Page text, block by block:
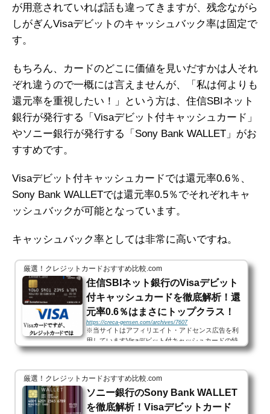
が用意されていれば話も違ってきますが、残念ながら
しがぎんVisaデビットのキャッシュバック率は固定で
す。
もちろん、カードのどこに価値を見いだすかは人それ
ぞれ違うので一概には言えませんが、「私は何よりも
還元率を重視したい！」という方は、住信SBIネット
銀行が発行する「Visaデビット付キャッシュカード」
やソニー銀行が発行する「Sony Bank WALLET」がお
すすめです。
Visaデビット付キャッシュカードでは還元率0.6％、
Sony Bank WALLETでは還元率0.5％でそれぞれキャ
ッシュバックが可能となっています。
キャッシュバック率としては非常に高いですね。
厳選！クレジットカードおすすめ比較.com
住信SBIネット銀行のVisaデビット
付キャッシュカードを徹底解析！還
元率0.6％はまさにトップクラス！
https://creca-gensen.com/archives/7607
※当サイトはアフィリエイト・アドセンス広告を利
用していますVisaデビット付キャッシュカードの特
徴Visaデビット付キャッシュカードは、住信SBIネッ
「ICキャッシュカード...
厳選！クレジットカードおすすめ比較.com
ソニー銀行のSony Bank WALLET
を徹底解析！Visaデビットカード